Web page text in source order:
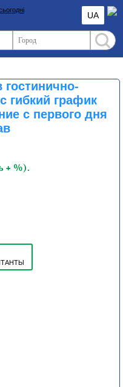
UA
гибкий график
с первого дня
+ %).